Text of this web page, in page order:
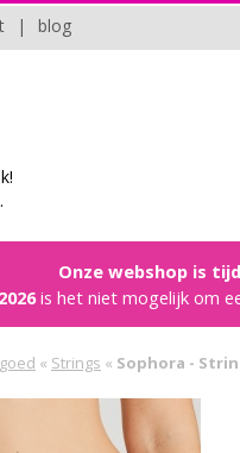
blog
|
Onze webshop is
is het niet mogelijk om
« Strings « Sophora -